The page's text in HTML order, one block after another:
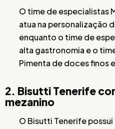
O time de especialistas
atua na personalização
enquanto o time de
alta gastronomia e o
Pimenta de doces finos
2. Bisutti Tenerife
mezanino
O Bisutti Tenerife